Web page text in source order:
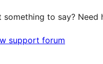
something to say? Need
support forum